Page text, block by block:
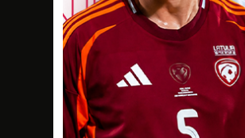
OTRDIENA
27 JŪN
19:00